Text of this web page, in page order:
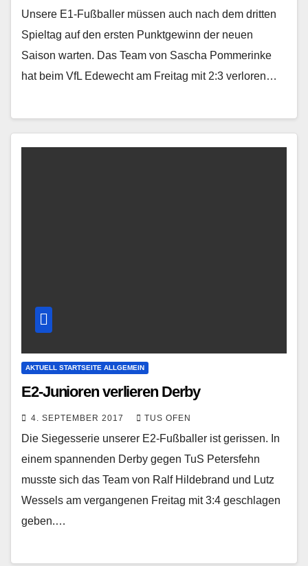
Unsere E1-Fußballer müssen auch nach dem dritten
Spieltag auf den ersten Punktgewinn der neuen
Saison warten. Das Team von Sascha Pommerinke
hat beim VfL Edewecht am Freitag mit 2:3 verloren…
AKTUELL STARTSEITE ALLGEMEIN
E2-Junioren verlieren Derby
4. SEPTEMBER 2017 TUS OFEN
Die Siegesserie unserer E2-Fußballer ist gerissen. In
einem spannenden Derby gegen TuS Petersfehn
musste sich das Team von Ralf Hildebrand und Lutz
Wessels am vergangenen Freitag mit 3:4 geschlagen
geben.…